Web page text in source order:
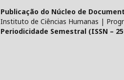
Publicação do Núcleo de
Instituto de Ciências Humanas |
Periodicidade Semestral (ISSN –